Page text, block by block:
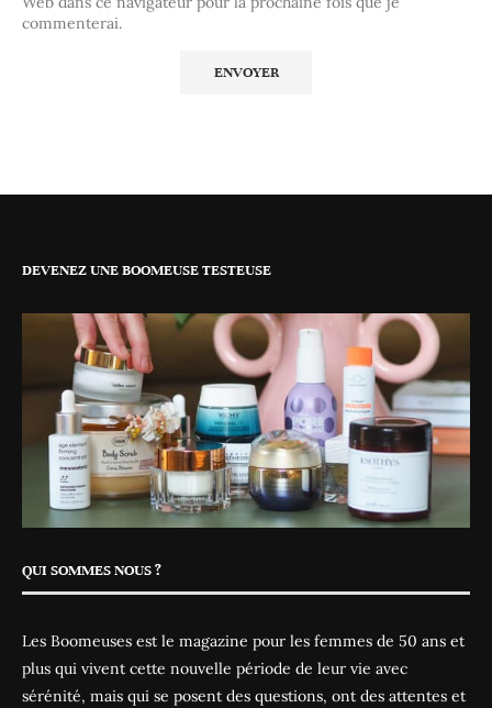
commenterai.
DEVENEZ UNE BOOMEUSE TESTEUSE
QUI SOMMES NOUS ?
Les Boomeuses est le magazine pour les femmes de 50 ans et
plus qui vivent cette nouvelle période de leur vie avec
sérénité, mais qui se posent des questions, ont des attentes et